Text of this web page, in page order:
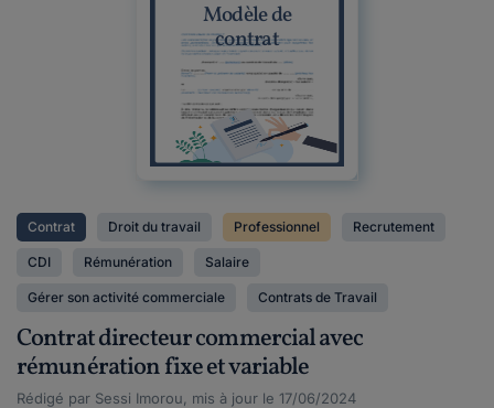
Modèle de
contrat
Contrat Droit du travail Professionnel Recrutement
CDI Rémunération Salaire
Gérer son activité commerciale Contrats de Travail
Contrat directeur commercial avec
rémunération fixe et variable
Rédigé par Sessi Imorou, mis à jour le 17/06/2024